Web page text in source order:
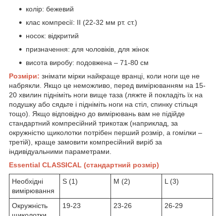
колір: бежевий
клас компресії: ІІ (22-32 мм рт. ст.)
носок: відкритий
призначення: для чоловіків, для жінок
висота виробу: подовжена – 71-80 см
Розміри: знімати мірки найкраще вранці, коли ноги ще не
набрякли. Якщо це неможливо, перед вимірюванням на 15-
20 хвилин підніміть ноги вище таза (ляжте й покладіть їх на
подушку або сядьте і підніміть ноги на стіл, спинку стільця
тощо). Якщо відповідно до вимірювань вам не підійде
стандартний компресійний трикотаж (наприклад, за
окружністю щиколотки потрібен перший розмір, а гомілки –
третій), краще замовити компресійний виріб за
індивідуальними параметрами.
Essential CLASSICAL (стандартний розмір)
Необхідні
вимірювання
S (1) M (2) L (3)
Окружність
19-23 23-26 26-29